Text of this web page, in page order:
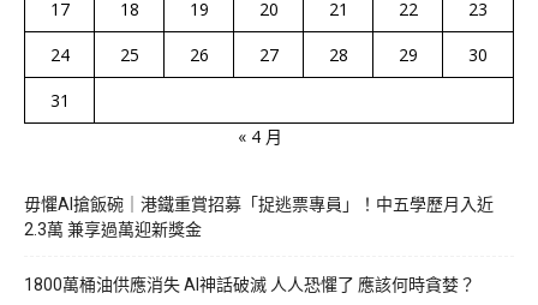
17
18 19 20 21 22
23
24
25 26 27 28 29
30
31
« 4 月
毋懼AI搶飯碗｜港鐵重賞招募「捉逃票專員」！中五學歷月入近
2.3萬 兼享過萬迎新獎金
1800萬桶油供應消失 AI神話破滅 人人恐懼了 應該何時貪婪？